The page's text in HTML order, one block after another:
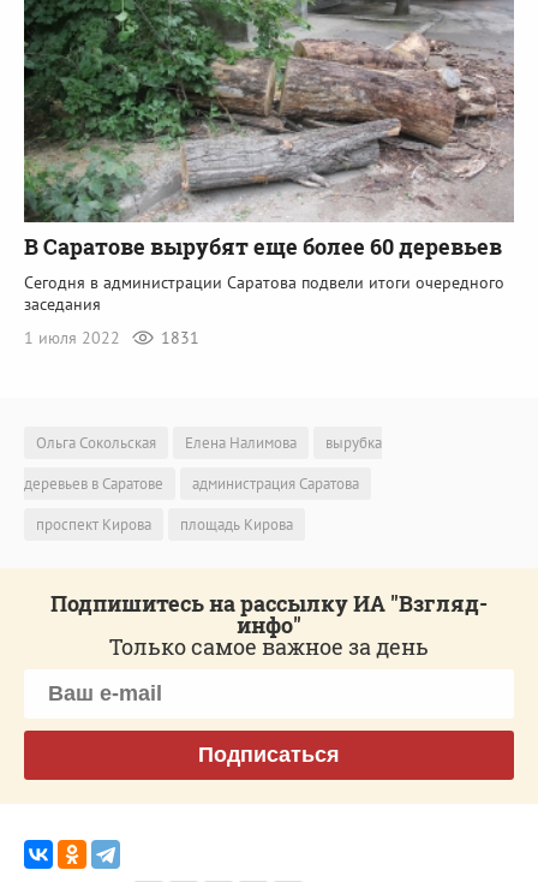
В Саратове вырубят еще более 60 деревьев
Сегодня в администрации Саратова подвели итоги очередного
заседания
1 июля 2022
1831
Ольга Сокольская Елена Налимова
вырубка
деревьев в Саратове
администрация Саратова
проспект Кирова
площадь Кирова
Подпишитесь на рассылку ИА "Взгляд-
инфо"
Только самое важное за день
Подписаться